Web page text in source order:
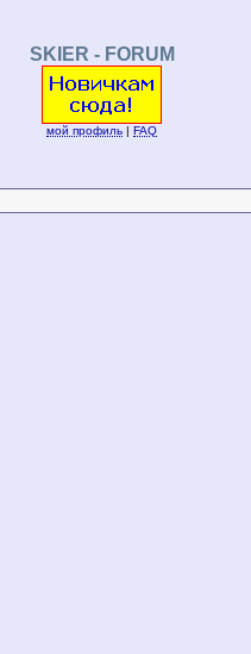
SKIER - FORUM
мой профиль | FAQ